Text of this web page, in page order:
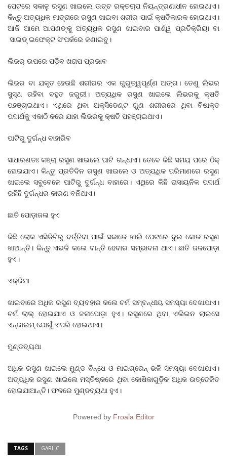
ପେଟରେ ସକାଳୁ ରସୁଣ ଖାଇଲେ ଉଚ୍ଚ ରକ୍ତଚାପ ନିୟନ୍ତ୍ରଣାଧୀନ ହୋଇଥାଏ।
କିନ୍ତୁ ଅତ୍ୟଧିକ ମାତ୍ରାରେ ରସୁଣ ଖାଇବା ଶରୀର ପାଇଁ କ୍ଷତିକାରକ ହୋଇଥାଏ।
ଆଜି ଆମେ ଆପଣଙ୍କୁ ଅତ୍ୟଧିକ ରସୁଣ ଖାଇବାର ପାର୍ଶ୍ୱ ପ୍ରତିକ୍ରିୟା ବା
ସାଇଡ୍ ଇଫେକ୍ଟ ସଂପର୍କରେ ଜଣାଇବୁ।
ଲିଭର୍‌ ଉପରେ ପଡ଼ିବ ଖରାପ ପ୍ରଭାବ
ଲିଭର ବା ଯକୃତ ହେଉଛି ଶରୀରର ଏକ ଗୁରୁତ୍ୱପୂର୍ଣ୍ଣ ଅଙ୍ଗ। ତେଣୁ ଲିଭର
ସୁସ୍ଥ ରହିବା ବହୁତ ଜରୁରୀ। ଅତ୍ୟଧିକ ରସୁଣ ଖାଇଲେ ଲିଭରକୁ କ୍ଷତି
ପହଞ୍ଚାଇଥାଏ। ଏଥିରେ ଥିବା ଅକ୍ସିଡେଣ୍ଟ ଗୁଣ ଶରୀରରେ ଥିବା ବିଷାକ୍ତ
ପଦାର୍ଥକୁ ଏକାଠି କରେ ଯାହା ଲିଭରକୁ କ୍ଷତି ପହଞ୍ଚାଇଥାଏ।
ପାଟିରୁ ଦୁର୍ଗନ୍ଧ ବାହାରିବ
ସାଧାରଣତଃ କଞ୍ଚା ରସୁଣ ଖାଇଲେ ପାଟି ଗନ୍ଧାଏ। ତେବେ କିଛି ସମୟ ପରେ ଠିକ୍
ହୋଇଯାଏ। କିନ୍ତୁ ପ୍ରତିଦିନ ରସୁଣ ଖାଇଲେ ଓ ଅତ୍ୟଧିକ ପରିମାଣରେ ରସୁଣ
ଖାଇଲେ ସବୁବେଳେ ପାଟିରୁ ଦୁର୍ଗନ୍ଧ ବାହାରେ। ଏଥିରେ କିଛି ରାସାୟନିକ ପଦାର୍ଥ
ରହିଛି ଦୁର୍ଗନ୍ଧର କାରଣ ବନିଥାଏ।
ଛାତି ପୋଡ଼ାଜଳା ହୁଏ
କିଛି ଲୋକ ଏସିଡିଟିରୁ ବର୍ତ୍ତିବା ପାଇଁ ସକାଳେ ଖାଲି ପେଟରେ ଦୁଇ କୋଳ ରସୁଣ
ଖାଆନ୍ତି। କିନ୍ତୁ ଏଭଳି କଲେ ବାନ୍ତି ହେବାର ସମ୍ଭାବନା ଥାଏ। ଛାତି ଜଳପୋଡ଼ା
ହୁଏ।
ଏକ୍‌ଜିମା
ଖାଇବାରେ ଅଧିକ ରସୁଣ ବ୍ୟବହାର କଲେ ଚର୍ମ ସମ୍ବନ୍ଧୀୟ ସମସ୍ୟା ଦେଖାଯାଏ।
ଚର୍ମ ଲାଲ୍ ହୋଇଯାଏ ଓ ଜଳାପୋଡ଼ା ହୁଏ। ରସୁଣରେ ଥିବା ଏଲିଇନ ଲାଇସେ
ଏନ୍‌ଜାଇମ୍‌ ଯୋଗୁଁ ଏପରି ହୋଇଥାଏ।
ମୁଣ୍ଡବ୍ୟଥା
ଅଧିକ ରସୁଣ ଖାଇଲେ ମୁଣ୍ଡ ବିନ୍ଧେ ଓ ମାଇଗ୍ରେନ୍ ଭଳି ସମସ୍ୟା ଦେଖାଯାଏ।
ଅତ୍ୟଧିକ ରସୁଣ ଖାଇଲେ ମସ୍ତିଷ୍କରେ ଥିବା କୋଷିକାଗୁଡ଼ିକ ଅଧିକ ଉତ୍ତେଜିତ
ହୋଇଯାଆନ୍ତି। ଫଳରେ ମୁଣ୍ଡବ୍ୟଥା ହୁଏ।
Powered by Froala Editor
TAGS GARLIC